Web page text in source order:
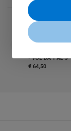
- VOL DA 1 AL 5
€ 64,50